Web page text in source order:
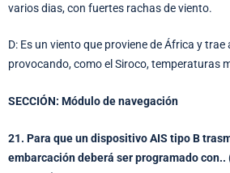
varios dias, con fuertes rachas de viento.
D: Es un viento que proviene de África y trae
provocando, como el Siroco, temperaturas
SECCIÓN: Módulo de navegación
21. Para que un dispositivo AIS tipo B
embarcación deberá ser programado